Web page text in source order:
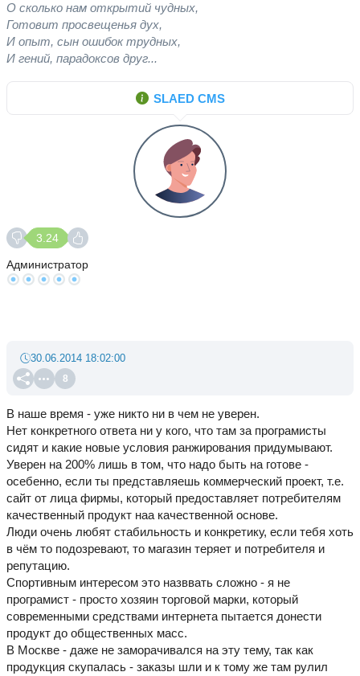
О сколько нам открытий чудных,
Готовит просвещенья дух,
И опыт, сын ошибок трудных,
И гений, парадоксов друг...
SLAED CMS
3.24
Администратор
8
30.06.2014 18:02:00
В наше время - уже никто ни в чем не уверен.
Нет конкретного ответа ни у кого, что там за програмисты
сидят и какие новые условия ранжирования придумывают.
Уверен на 200% лишь в том, что надо быть на готове -
осебенно, если ты представляешь коммерческий проект, т.е.
сайт от лица фирмы, который предоставляет потребителям
качественный продукт наа качественной основе.
Люди очень любят стабильность и конкретику, если тебя хоть
в чём то подозревают, то магазин теряет и потребителя и
репутацию.
Спортивным интересом это назввать сложно - я не
програмист - просто хозяин торговой марки, который
современными средствами интернета пытается донести
продукт до общественных масс.
В Москве - даже не заморачивался на эту тему, так как
продукция скупалась - заказы шли и к тому же там рулил